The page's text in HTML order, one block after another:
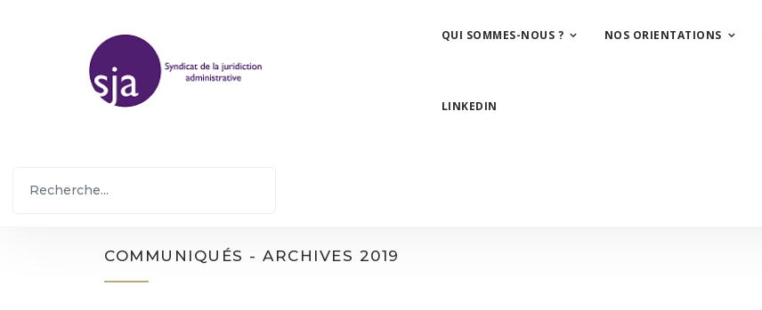
QUI SOMMES-NOUS ? NOS ORIENTATIONS
LINKEDIN
COMMUNIQUÉS - ARCHIVES 2019